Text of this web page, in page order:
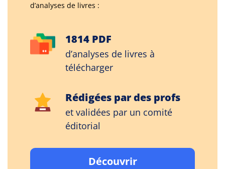
d’analyses de livres :
1814 PDF
d’analyses de livres à
télécharger
Rédigées par des profs
et validées par un comité
éditorial
Découvrir